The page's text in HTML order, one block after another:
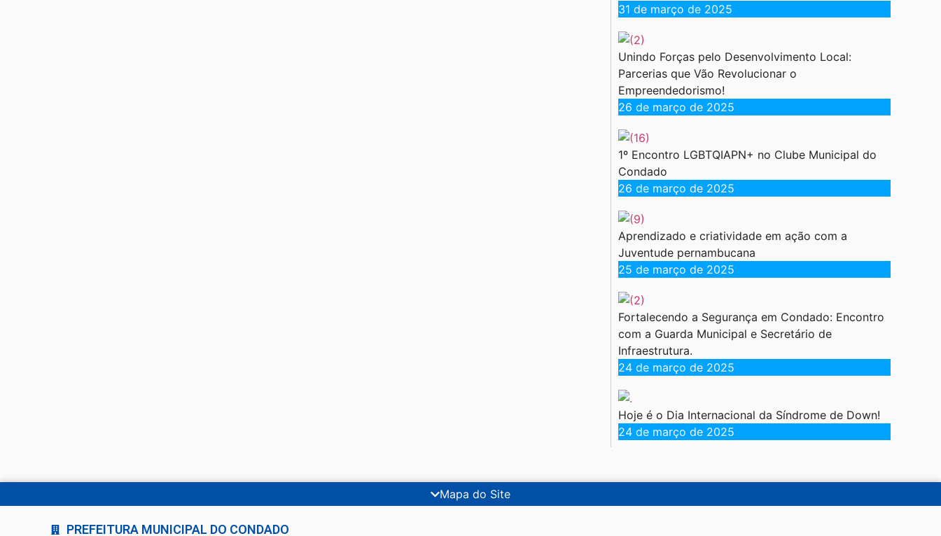
31 de março de 2025
Unindo Forças pelo Desenvolvimento Local:
Parcerias que Vão Revolucionar o
Empreendedorismo!
26 de março de 2025
1º Encontro LGBTQIAPN+ no Clube Municipal do
Condado
26 de março de 2025
Aprendizado e criatividade em ação com a
Juventude pernambucana
25 de março de 2025
Fortalecendo a Segurança em Condado: Encontro
com a Guarda Municipal e Secretário de
Infraestrutura.
24 de março de 2025
Hoje é o Dia Internacional da Síndrome de Down!
24 de março de 2025
Mapa do Site
PREFEITURA MUNICIPAL DO CONDADO